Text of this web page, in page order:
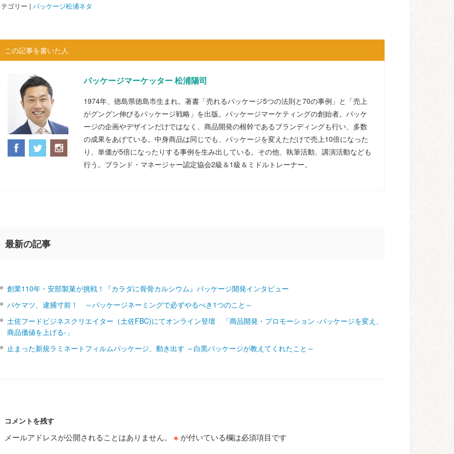
ゴリー | パッケージ松浦ネタ
この記事を書いた人
パッケージマーケッター 松浦陽司
1974年、徳島県徳島市生まれ。著書「売れるパッケージ5つの法則と70の事例」と「売上
がグングン伸びるパッケージ戦略」を出版。パッケージマーケティングの創始者。パッケ
ージの企画やデザインだけではなく、商品開発の根幹であるブランディングも行い、多数
の成果をあげている。中身商品は同じでも、パッケージを変えただけで売上10倍になった
り、単価が5倍になったりする事例を生み出している。その他、執筆活動、講演活動なども
行う。ブランド・マネージャー認定協会2級＆1級＆ミドルトレーナー。
最新の記事
創業110年・安部製菓が挑戦！『カラダに骨骨カルシウム』パッケージ開発インタビュー
パケマツ、逮捕寸前！ ～パッケージネーミングで必ずやるべき1つのこと～
土佐フードビジネスクリエイター（土佐FBC)にてオンライン登壇 「商品開発・プロモーション ‐パッケージを変え、
商品価値を上げる‐」
止まった新規ラミネートフィルムパッケージ、動き出す ～白黒パッケージが教えてくれたこと～
コメントを残す
メールアドレスが公開されることはありません。 ※ が付いている欄は必須項目です